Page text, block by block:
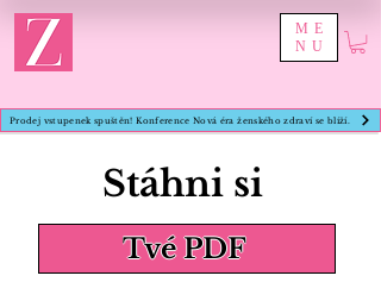
ME
NU
Prodej vstupenek spuštěn! Konference Nová éra ženského zdraví se blíží.
Stáhni si
Tvé PDF